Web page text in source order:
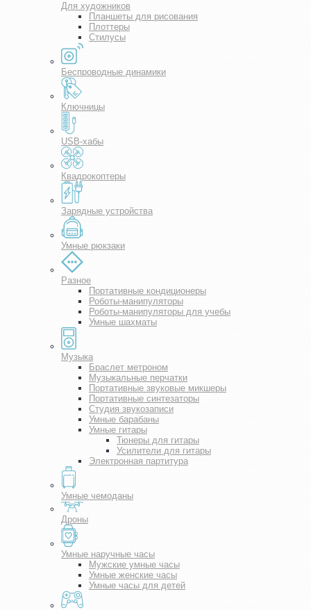
Для художников
Планшеты для рисования
Плоттеры
Стилусы
Беспроводные динамики
Ключницы
USB-хабы
Квадрокоптеры
Зарядные устройства
Умные рюкзаки
Разное
Портативные кондиционеры
Роботы-манипуляторы
Роботы-манипуляторы для учебы
Умные шахматы
Музыка
Браслет метроном
Музыкальные перчатки
Портативные звуковые микшеры
Портативные синтезаторы
Студия звукозаписи
Умные барабаны
Умные гитары
Тюнеры для гитары
Усилители для гитары
Электронная партитура
Умные чемоданы
Дроны
Умные наручные часы
Мужские умные часы
Умные женские часы
Умные часы для детей